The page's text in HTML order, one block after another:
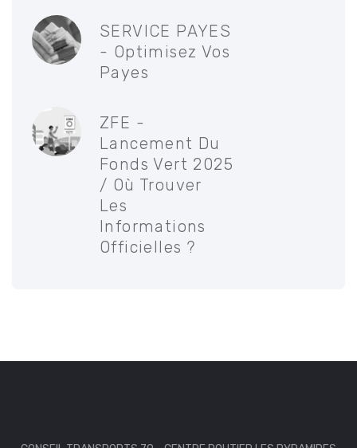
SERVICE PAYES
- Optimisez Vos
Payes
ZFE -
Lancement Du
Fonds Vert 2025
/ Où Trouver
Les
Informations
Officielles ?